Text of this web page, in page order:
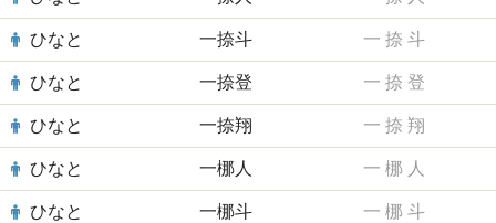
ひなと 一捺斗 一 捺 斗
ひなと 一捺登 一 捺 登
ひなと 一捺翔 一 捺 翔
ひなと 一梛人 一 梛 人
ひなと 一梛斗 一 梛 斗